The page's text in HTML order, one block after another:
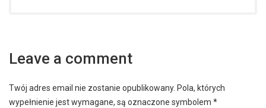
Leave a comment
Twój adres email nie zostanie opublikowany. Pola, których
wypełnienie jest wymagane, są oznaczone symbolem *